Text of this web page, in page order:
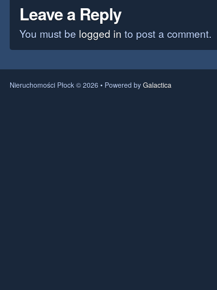
Leave a Reply
You must be logged in to post a comment.
Nieruchomości Płock © 2026 • Powered by Galactica